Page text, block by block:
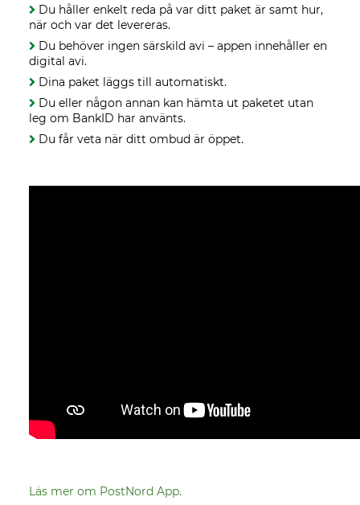
Du håller enkelt reda på var ditt paket är samt hur,
när och var det levereras.
Du behöver ingen särskild avi – appen innehåller en
digital avi.
Dina paket läggs till automatiskt.
Du eller någon annan kan hämta ut paketet utan
leg om BankID har använts.
Du får veta när ditt ombud är öppet.
Läs mer om PostNord App.